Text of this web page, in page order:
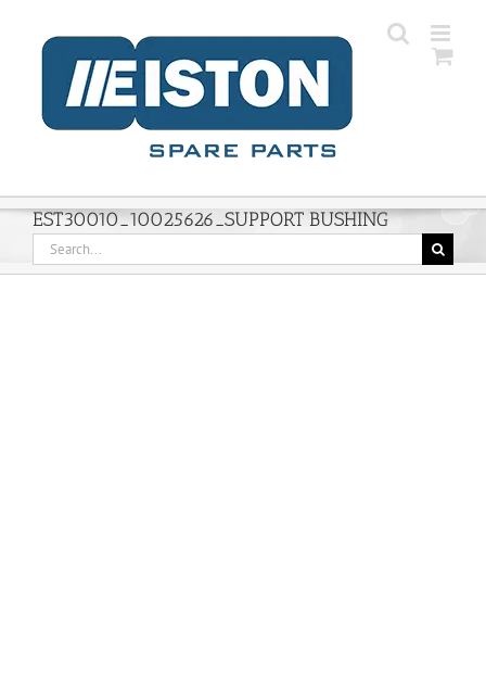
content
EST30010_10025626_SUPPORT BUSHING
Search
for: